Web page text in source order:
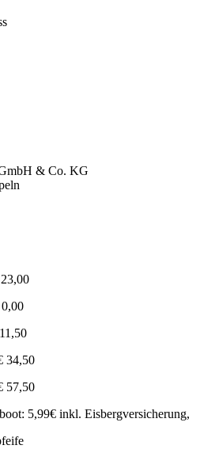
& Co. KG
34,50
57,50
5,99€ inkl. Eisbergversicherung,